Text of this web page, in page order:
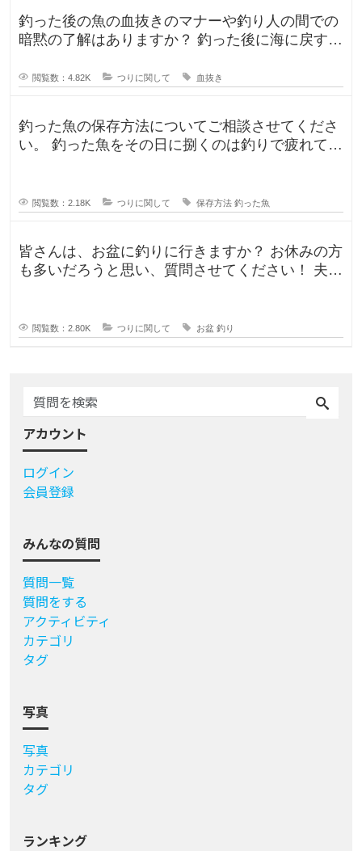
釣った後の魚の血抜きのマナーや釣り人の間での
暗黙の了解はありますか？ 釣った後に海に戻す
閲覧数：4.82K つりに関して 血抜き
釣った魚の保存方法についてご相談させてくださ
い。 釣った魚をその日に捌くのは釣りで疲れてい
閲覧数：2.18K つりに関して 保存方法 釣った魚
皆さんは、お盆に釣りに行きますか？ お休みの方
も多いだろうと思い、質問させてください！ 夫曰
閲覧数：2.80K つりに関して お盆 釣り
アカウント
ログイン
会員登録
みんなの質問
質問一覧
質問をする
アクティビティ
カテゴリ
タグ
写真
写真
カテゴリ
タグ
ランキング